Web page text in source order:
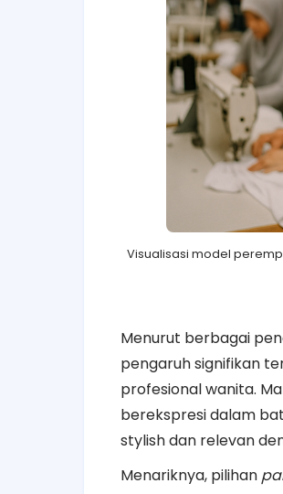
Visualisasi model
Menurut berbagai
pengaruh signifikan
profesional wanita.
berekspresi dalam
stylish dan relevan
Menariknya, pilihan